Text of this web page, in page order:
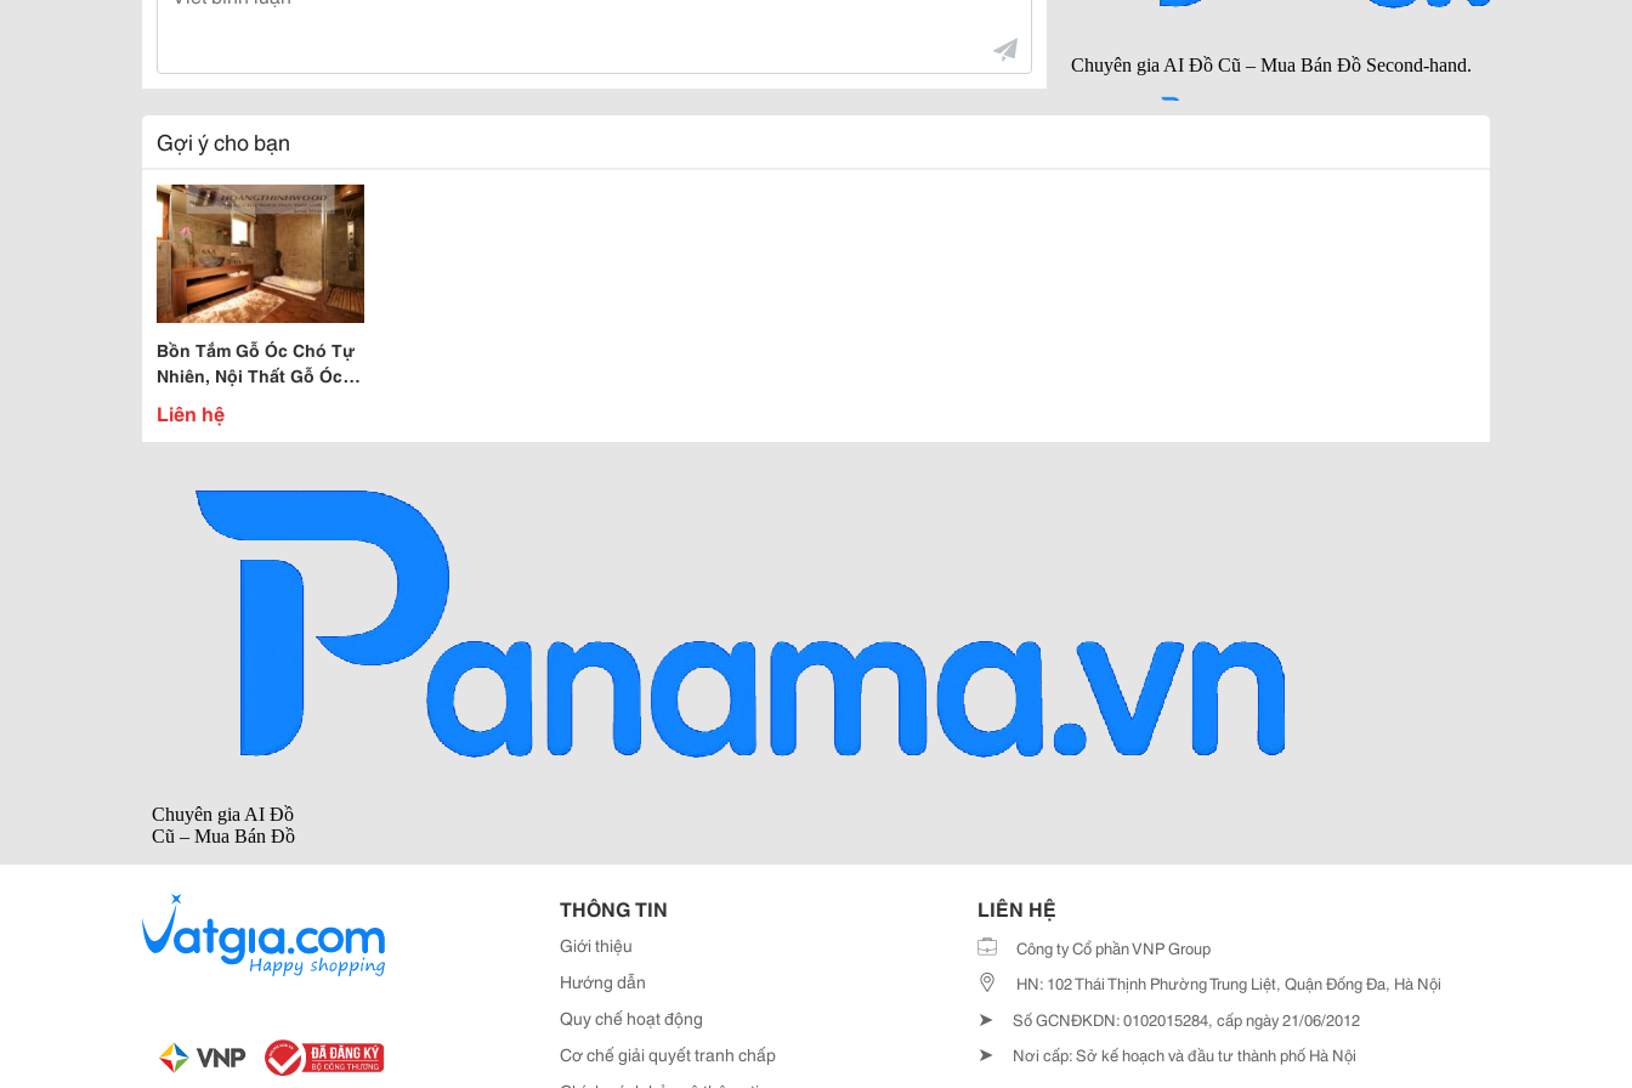
Gợi ý cho bạn
Bồn Tắm Gỗ Óc Chó Tự
Nhiên, Nội Thất Gỗ Óc
Chó Hiện Đại
Liên hệ
THÔNG TIN
Giới thiệu
Hướng dẫn
Quy chế hoạt động
Cơ chế giải quyết tranh chấp
LIÊN HỆ
Công ty Cổ phần VNP Group
HN: 102 Thái Thịnh Phường Trung Liệt, Quận Đống Đa, Hà Nội
➤ Số GCNĐKDN: 0102015284, cấp ngày 21/06/2012
➤ Nơi cấp: Sở kế hoạch và đầu tư thành phố Hà Nội